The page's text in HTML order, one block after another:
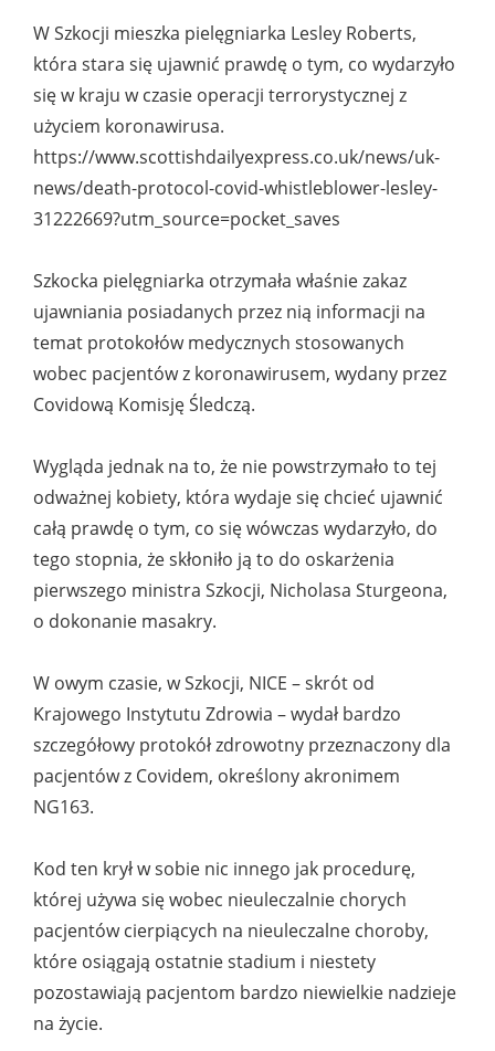
W Szkocji mieszka pielęgniarka Lesley Roberts,
która stara się ujawnić prawdę o tym, co wydarzyło
się w kraju w czasie operacji terrorystycznej z
użyciem koronawirusa.
https://www.scottishdailyexpress.co.uk/news/uk-
news/death-protocol-covid-whistleblower-lesley-
31222669?utm_source=pocket_saves
Szkocka pielęgniarka otrzymała właśnie zakaz
ujawniania posiadanych przez nią informacji na
temat protokołów medycznych stosowanych
wobec pacjentów z koronawirusem, wydany przez
Covidową Komisję Śledczą.
Wygląda jednak na to, że nie powstrzymało to tej
odważnej kobiety, która wydaje się chcieć ujawnić
całą prawdę o tym, co się wówczas wydarzyło, do
tego stopnia, że skłoniło ją to do oskarżenia
pierwszego ministra Szkocji, Nicholasa Sturgeona,
o dokonanie masakry.
W owym czasie, w Szkocji, NICE – skrót od
Krajowego Instytutu Zdrowia – wydał bardzo
szczegółowy protokół zdrowotny przeznaczony dla
pacjentów z Covidem, określony akronimem
NG163.
Kod ten krył w sobie nic innego jak procedurę,
której używa się wobec nieuleczalnie chorych
pacjentów cierpiących na nieuleczalne choroby,
które osiągają ostatnie stadium i niestety
pozostawiają pacjentom bardzo niewielkie nadzieje
na życie.